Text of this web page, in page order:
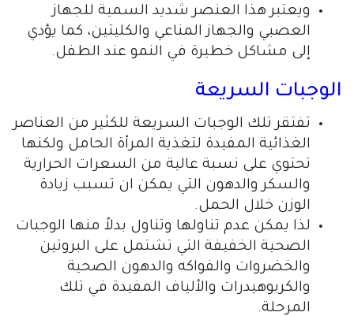
ويعتبر هذا العنصر شديد السمية للجهاز
العصبي والجهاز المناعي والكليتين، كما يؤدي
إلى مشاكل خطيرة في النمو عند الطفل.
الوجبات السريعة
تفتقر تلك الوجبات السريعة للكثير من العناصر
الغذائية المفيدة لتغذية المرأة الحامل ولكنها
تحتوي على نسبة عالية من السعرات الحرارية
والسكر والدهون التي يمكن ان تسبب زيادة
الوزن خلال الحمل.
لذا يمكن عدم تناولها وتناول بدلاً منها الوجبات
الصحية الخفيفة التي تشتمل على البروتين
والخضروات والفواكه والدهون الصحية
والكربوهيدرات والألياف المفيدة في تلك
المرحلة.